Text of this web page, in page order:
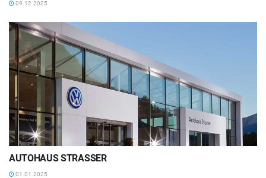
09.12.2025
AUTOHAUS STRASSER
01.01.2025